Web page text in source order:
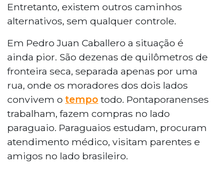
Entretanto, existem outros caminhos
alternativos, sem qualquer controle.
Em Pedro Juan Caballero a situação é
ainda pior. São dezenas de quilômetros de
fronteira seca, separada apenas por uma
rua, onde os moradores dos dois lados
convivem o tempo todo. Pontaporanenses
trabalham, fazem compras no lado
paraguaio. Paraguaios estudam, procuram
atendimento médico, visitam parentes e
amigos no lado brasileiro.